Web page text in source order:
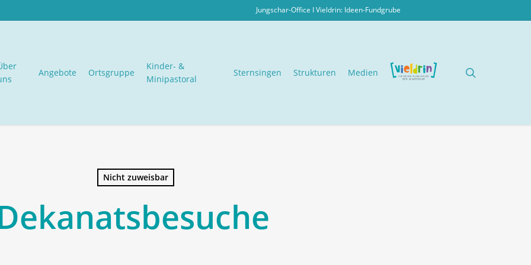
Jungschar-Office IVieldrin: Ideen-Fundgrube
Angebote Ortsgruppe
Kinder- &
Minipastoral
Sternsingen Strukturen Medien
Nicht zuweisbar